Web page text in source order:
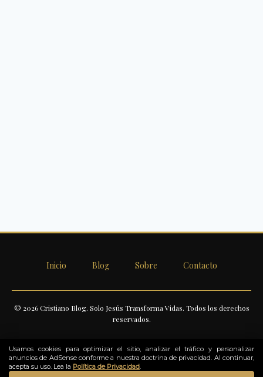
Inicio Blog Sobre Contacto
© 2026 Cristiano Blog. Solo Jesús Transforma Vidas. Todos los derechos
reservados.
Usamos cookies para optimizar el sitio, analizar el tráfico y personalizar
anuncios de AdSense conforme a nuestra doctrina de privacidad. Al continuar,
acepta su uso. Lea la Política de Privacidad.
Como Afiliado de Amazon, obtengo ingresos por las compras que